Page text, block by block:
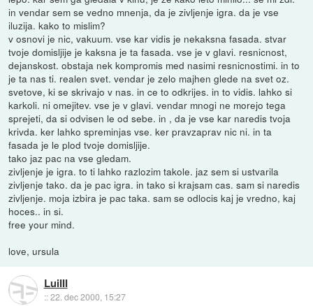
in vendar sem se vedno mnenja, da je zivljenje igra. da je vse
iluzija. kako to mislim?
v osnovi je nic, vakuum. vse kar vidis je nekaksna fasada. stvar
tvoje domisljije je kaksna je ta fasada. vse je v glavi. resnicnost,
dejanskost. obstaja nek kompromis med nasimi resnicnostimi. in to
je ta nas ti. realen svet. vendar je zelo majhen glede na svet oz.
svetove, ki se skrivajo v nas. in ce to odkrijes. in to vidis. lahko si
karkoli. ni omejitev. vse je v glavi. vendar mnogi ne morejo tega
sprejeti, da si odvisen le od sebe. in , da je vse kar naredis tvoja
krivda. ker lahko spreminjas vse. ker pravzaprav nic ni. in ta
fasada je le plod tvoje domisljije.
tako jaz pac na vse gledam.
zivljenje je igra. to ti lahko razlozim takole. jaz sem si ustvarila
zivljenje tako. da je pac igra. in tako si krajsam cas. sam si naredis
zivljenje. moja izbira je pac taka. sam se odlocis kaj je vredno, kaj
hoces.. in si.
free your mind.
love, ursula
LuiIII
::22. dec 2000, 15:27